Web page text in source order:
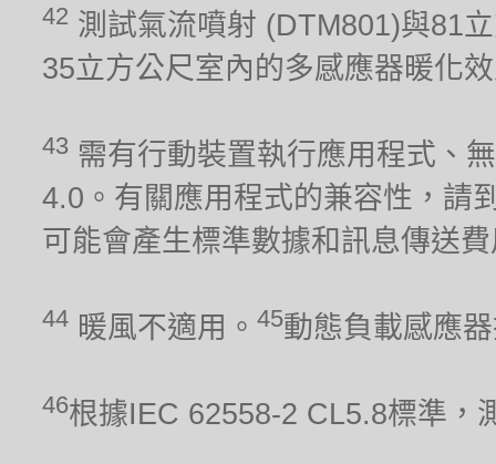
42 測試氣流噴射 (DTM801)與81
35立方公尺室內的多感應器暖化
43 需有行動裝置執行應用程式、
4.0。有關應用程式的兼容性，請
可能會產生標準數據和訊息傳送
44 暖風不適用。 45動態負載感應
46根據IEC 62558-2 CL5.8標準，